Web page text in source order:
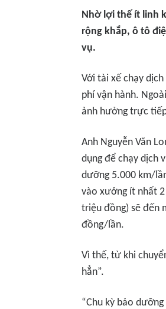
Nhờ lợi thế ít linh
rộng khắp, ô tô
vụ.
Với tài xế chạy
phí vận hành.
ảnh hưởng trực
Anh Nguyễn Văn
dụng để chạy dịch
dưỡng 5.000 km/
vào xưởng ít nhất
triệu đồng) sẽ đến
đồng/lần.
Vì thế, từ khi
hẳn”.
“Chu kỳ bảo